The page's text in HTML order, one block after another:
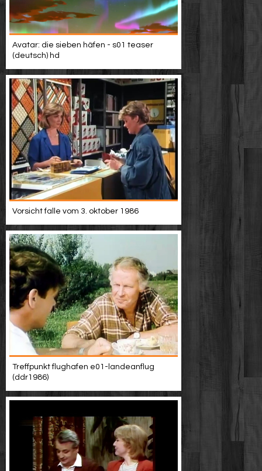
Avatar: die sieben häfen - s01 teaser
(deutsch) hd
Vorsicht falle vom 3. oktober 1986
Treffpunkt flughafen e01-landeanflug
(ddr1986)